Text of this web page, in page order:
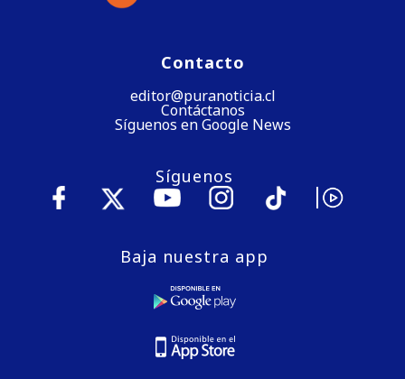
Contacto
editor@puranoticia.cl
Contáctanos
Síguenos en Google News
Síguenos
Baja nuestra app